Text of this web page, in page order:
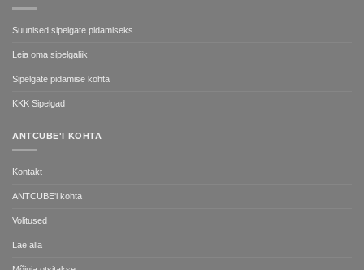
Suunised sipelgate pidamiseks
Leia oma sipelgaliik
Sipelgate pidamise kohta
KKK Sipelgad
ANTCUBE'I KOHTA
Kontakt
ANTCUBE'i kohta
Volitused
Lae alla